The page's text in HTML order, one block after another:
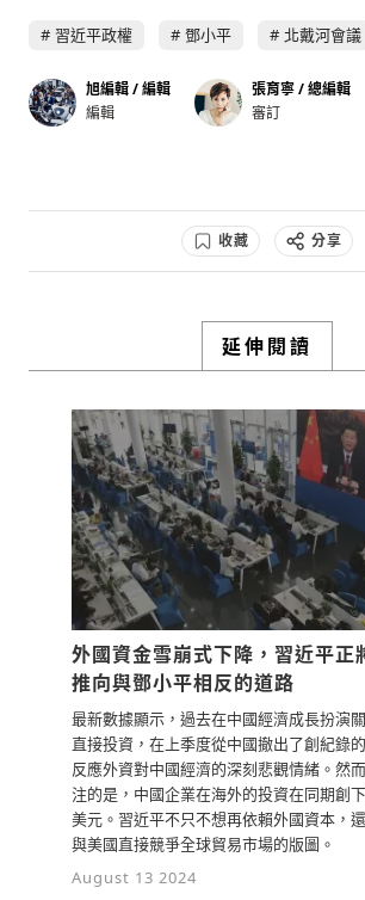
習近平政權 鄧小平 北戴河會議
旭編輯 / 編輯
編輯
張育寧 / 總編輯
審訂
收藏 分享
延伸閱讀
外國資金雪崩式下降，習近平正
推向與鄧小平相反的道路
最新數據顯示，過去在中國經濟成長扮演
直接投資，在上季度從中國撤出了創紀錄
反應外資對中國經濟的深刻悲觀情緒。然
注的是，中國企業在海外的投資在同期創
美元。習近平不只不想再依賴外國資本，
與美國直接競爭全球貿易市場的版圖。
August 13 2024